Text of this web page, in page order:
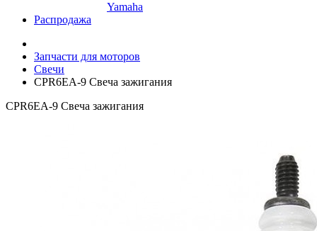
Yamaha
Распродажа
Запчасти для моторов
Свечи
CPR6EA-9 Свеча зажигания
CPR6EA-9 Свеча зажигания